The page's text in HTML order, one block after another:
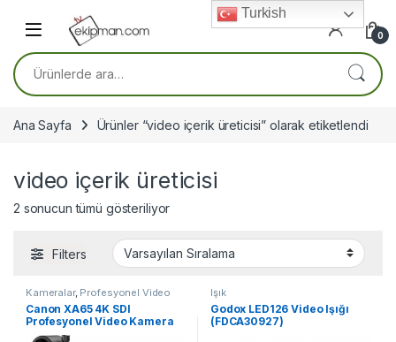
0
Ara:
Ana Sayfa Ürünler “video içerik üreticisi” olarak etiketlendi
video içerik üreticisi
2 sonucun tümü gösteriliyor
Filters
Kameralar, Profesyonel Video
Kameraları
Canon XA65 4K SDI
Profesyonel Video Kamera
Işık
Godox LED126 Video Işığı
(FDCA30927)
Turkish